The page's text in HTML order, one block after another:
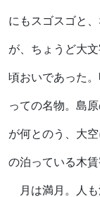
にもスゴスゴと
が、ちょうど大
頃おいであった
っての名物。島
が何とのう、大
の泊っている木
月は満月。人も